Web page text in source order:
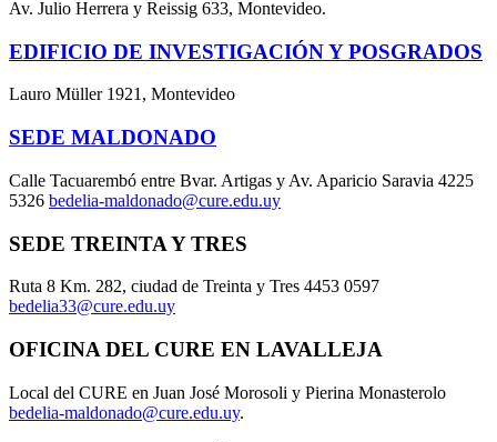
Av. Julio Herrera y Reissig 633, Montevideo.
EDIFICIO DE INVESTIGACIÓN Y POSGRADOS
Lauro Müller 1921, Montevideo
SEDE MALDONADO
Calle Tacuarembó entre Bvar. Artigas y Av. Aparicio Saravia 4225
5326 bedelia-maldonado@cure.edu.uy
SEDE TREINTA Y TRES
Ruta 8 Km. 282, ciudad de Treinta y Tres 4453 0597
bedelia33@cure.edu.uy
OFICINA DEL CURE EN LAVALLEJA
Local del CURE en Juan José Morosoli y Pierina Monasterolo
bedelia-maldonado@cure.edu.uy.